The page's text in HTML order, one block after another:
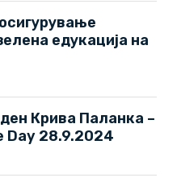
едукација на
Крива Паланка –
Day 28.9.2024